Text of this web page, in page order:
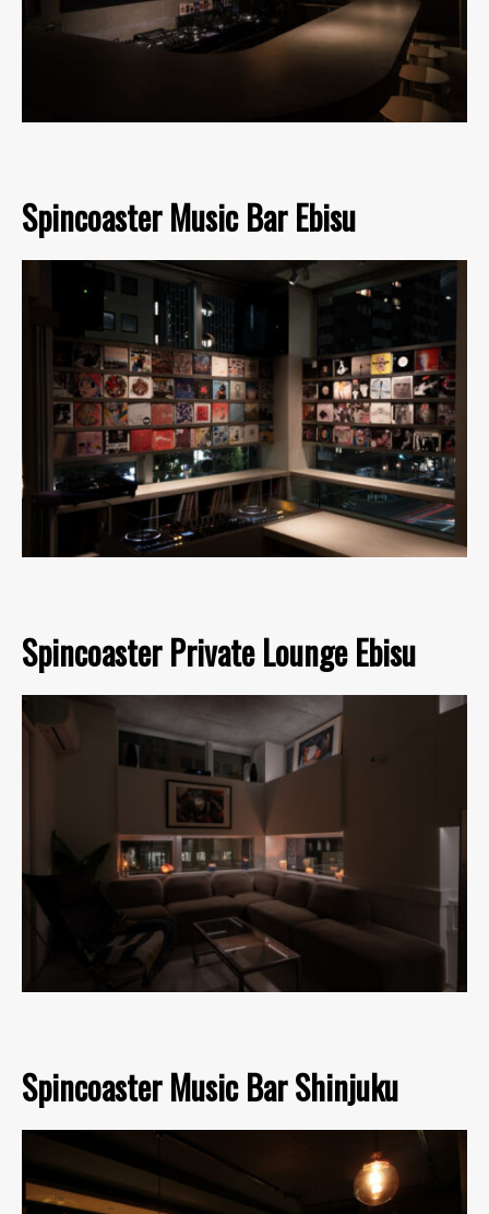
Spincoaster Music Bar Ebisu
Spincoaster Private Lounge Ebisu
Spincoaster Music Bar Shinjuku